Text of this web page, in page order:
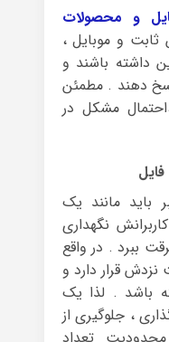
و محصولات
ثابت و موبایل ،
داشته باشند و
دهند . مطمئن
مشکل در
مانند یک
نگهداری
ببرد . در واقع
قرار دارد و
باشد . لذا یک
، جلوگیری از